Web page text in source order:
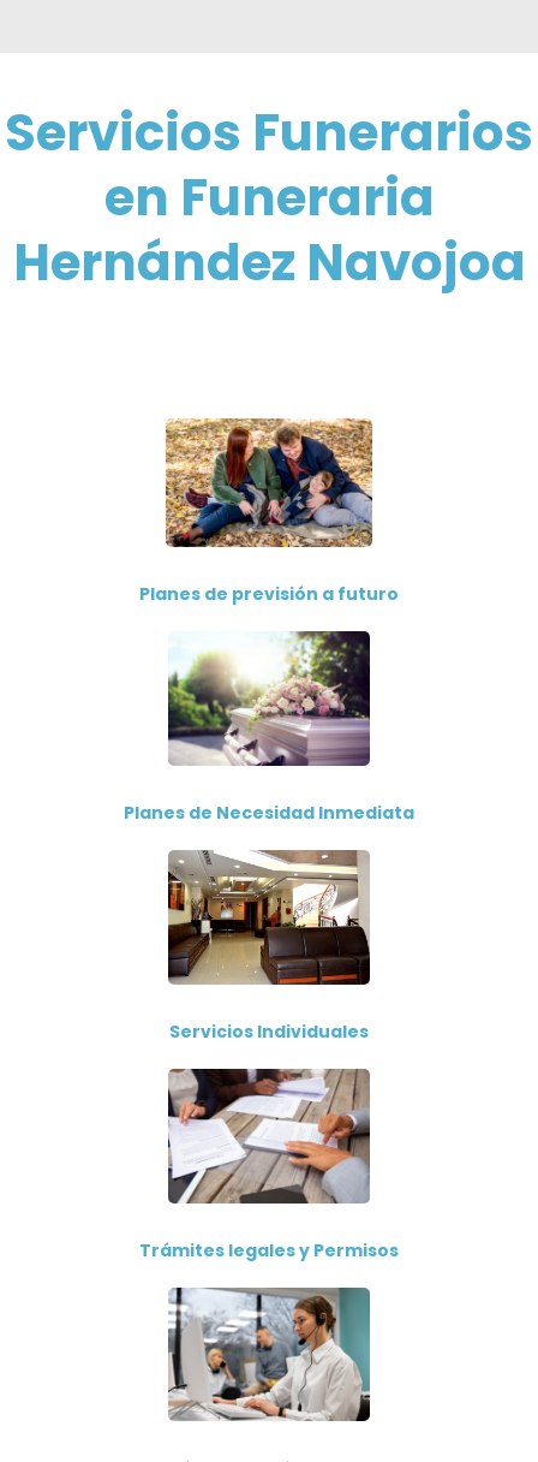
Servicios Funerarios
en Funeraria
Hernández Navojoa
Planes de previsión a futuro
Planes de Necesidad Inmediata
Servicios Individuales
Trámites legales y Permisos